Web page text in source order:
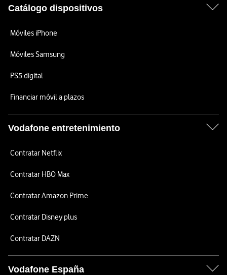
Catálogo dispositivos
Móviles iPhone
Móviles Samsung
PS5 digital
Financiar móvil a plazos
Vodafone entretenimiento
Contratar Netflix
Contratar HBO Max
Contratar Amazon Prime
Contratar Disney plus
Contratar DAZN
Vodafone España